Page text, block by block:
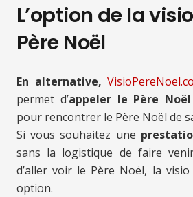
L’option de la
Père Noël
En alternative,
permet d’appeler le Père
pour rencontrer le Père Noël de
Si vous souhaitez une
sans la logistique de faire
d’aller voir le Père Noël, la
option.